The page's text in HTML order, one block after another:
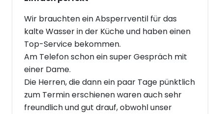
Wir brauchten ein Absperrventil für das
kalte Wasser in der Küche und haben einen
Top-Service bekommen.
Am Telefon schon ein super Gespräch mit
einer Dame.
Die Herren, die dann ein paar Tage pünktlich
zum Termin erschienen waren auch sehr
freundlich und gut drauf, obwohl unser